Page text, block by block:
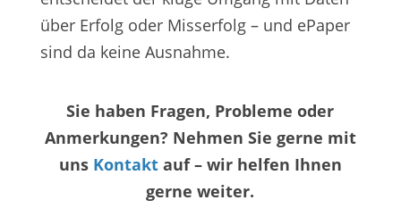
über Erfolg oder Misserfolg – und ePaper
sind da keine Ausnahme.
Sie haben Fragen, Probleme oder
Anmerkungen? Nehmen Sie gerne mit
uns Kontakt auf – wir helfen Ihnen
gerne weiter.